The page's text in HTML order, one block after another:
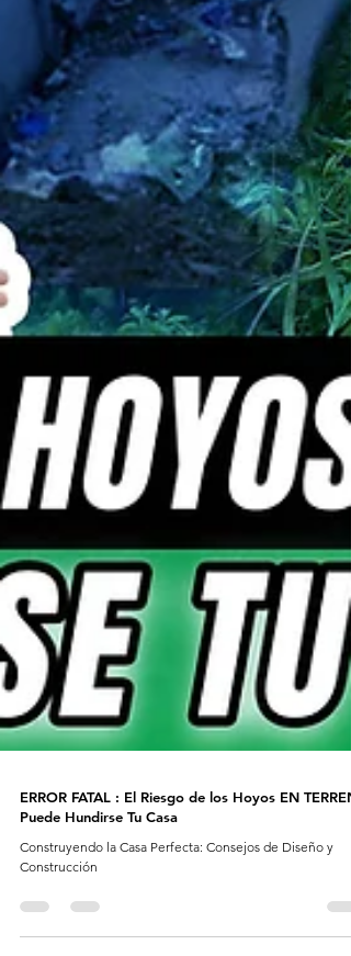
Puede Hundirse Tu Casa